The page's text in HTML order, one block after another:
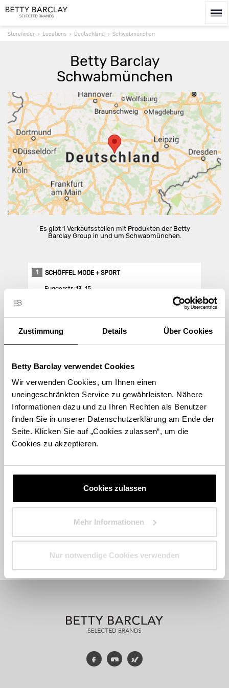
Zustimmung Details Über Cookies
Betty Barclay verwendet Cookies
Wir verwenden Cookies, um Ihnen einen
uneingeschränkten Service zu gewährleisten. Nähere
Informationen dazu und zu Ihren Rechten als Benutzer
finden Sie in unserer Datenschutzerklärung am Ende der
Seite. Klicken Sie auf „Cookies zulassen“, um die
Cookies zu akzeptieren.
Cookies zulassen
Mehr Informationen
Nur notwendige Cookies verwenden
Storefinder Locations Deutschland Schwabmünchen
Betty Barclay
Schwabmünchen
Route berechnen
Es gibt 1 Verkaufsstellen mit Produkten der Betty
Barclay Group in und um Schwabmünchen.
1 SCHÖFFEL MODE + SPORT
Fuggerstr. 13-15
Store Landing-Page
FacebookYouTube